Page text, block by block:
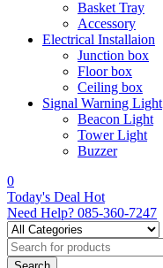
Basket Tray
Accessory
Electrical Installaion
Junction box
Floor box
Ceiling box
Signal Warning Light
Beacon Light
Tower Light
Buzzer
0
Today's Deal Hot
Need Help? 085-360-7247